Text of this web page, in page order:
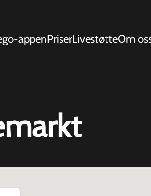
appenPriserLivestøtteOm